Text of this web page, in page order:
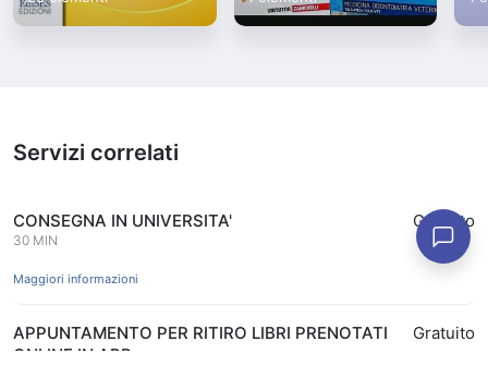
Servizi correlati
CONSEGNA IN UNIVERSITA'
30 MIN
Gratuito
Maggiori informazioni
APPUNTAMENTO PER RITIRO LIBRI PRENOTATI
ONLINE IN APP
Gratuito